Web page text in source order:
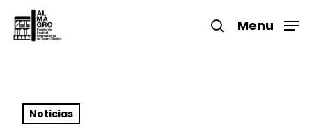
main
search
Menu
Noticias